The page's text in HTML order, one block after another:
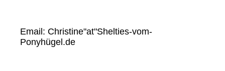
Email: Christine"at"Shelties-vom-
Ponyhügel.de